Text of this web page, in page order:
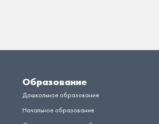
Образование
Дошкольное образование
Начальное образование